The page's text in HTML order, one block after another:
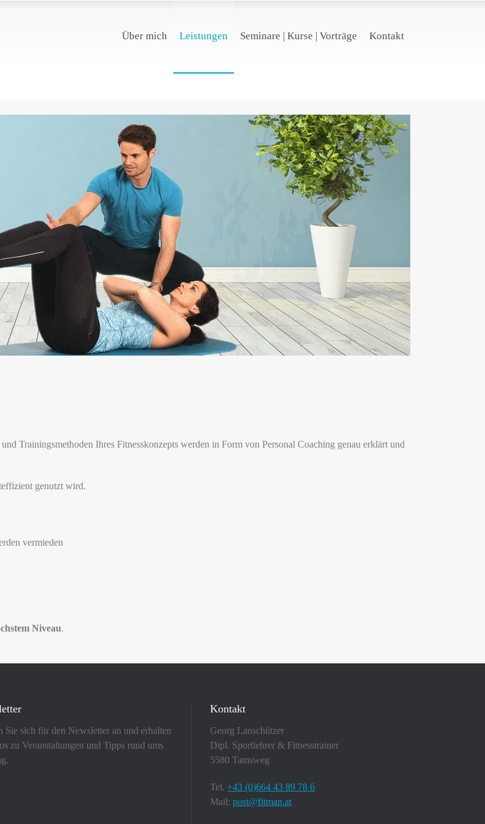
Über mich Leistungen Seminare | Kurse | Vorträge Kontakt
Trainingsmethoden Ihres Fitnesskonzepts werden in Form von Personal Coaching genau erklärt und
genutzt wird.
vermieden
Niveau.
Sie sich für den Newsletter an und erhalten
zu Veranstaltungen und Tipps rund ums
Kontakt
Georg Lanschützer
Dipl. Sportlehrer & Fitnesstrainer
5580 Tamsweg
Tel.+43 (0)664 43 89 78 6
Mail:post@fitman.at